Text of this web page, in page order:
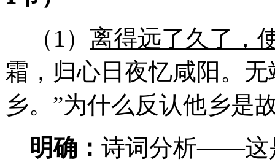
（1） 离得远了久了，
霜，归心日夜忆咸阳。
乡。”为什么反认他乡是
明确： 诗词分析——这